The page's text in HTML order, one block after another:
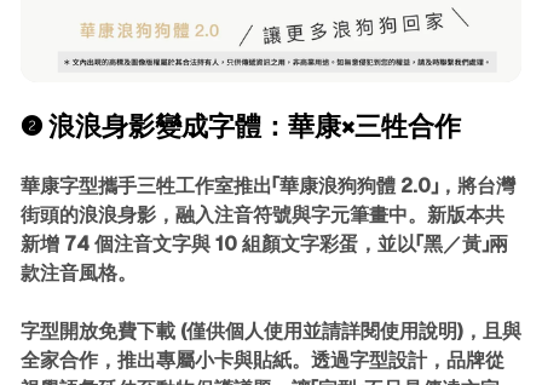
❷ 浪浪身影變成字體：華康×三牲合作
華康字型攜手三牲工作室推出「華康浪狗狗體 2.0」，將台灣
街頭的浪浪身影，融入注音符號與字元筆畫中。新版本共
新增 74 個注音文字與 10 組顏文字彩蛋，並以「黑／黃」兩
款注音風格。
字型開放免費下載 (僅供個人使用並請詳閱使用說明)，且與
全家合作，推出專屬小卡與貼紙。透過字型設計，品牌從